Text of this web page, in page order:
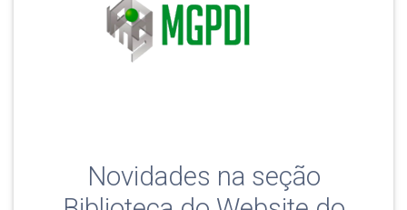
Novidades na seção